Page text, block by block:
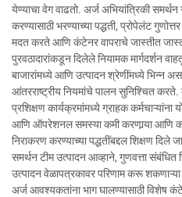
येण्याचा वेग वाढतो. अर्ज अभियांत्रिकी समर्थन
करण्यासाठी भरण्याच्या पद्धती, प्रोपेलंट
मदत करते आणि कंटेनर वापराचे जास्तीत
पुरवठादारांकडून दिलेले नियामक मार्गदर्शन
बाजारांमध्ये आणि उत्पादन श्रेणींमध्ये भिन्न
आंतरराष्ट्रीय नियमांचे पालन सुनिश्चित करते.
प्रशिक्षण कार्यक्रमांमध्ये ग्राहक कर्मचाऱ्यांना
आणि ऑपरेशनल समस्या कमी करणार्‍या आणि
निराकरण करण्याच्या पद्धतींबद्दल शिक्षण दिले
समर्थन टीम उत्पादन आव्हाने, गुणवत्ता संबंधित
उत्पादन वेळापत्रकावर परिणाम करू
अर्ज आवश्यकतांना भाग घालण्यासाठी विशेष